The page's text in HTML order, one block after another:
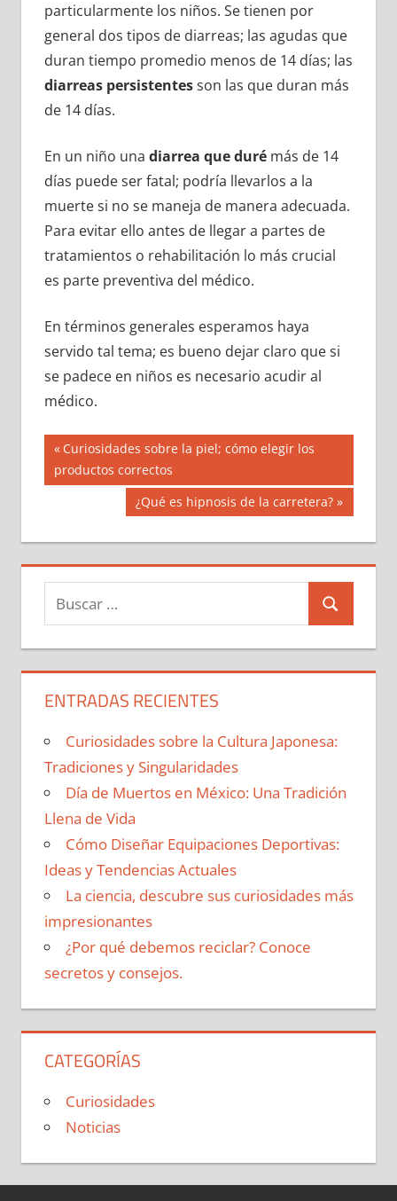
particularmente los niños. Se tienen por
general dos tipos de diarreas; las agudas que
duran tiempo promedio menos de 14 días; las
diarreas persistentesson las que duran más
de 14 días.
En un niño una diarrea que duré más de 14
días puede ser fatal; podría llevarlos a la
muerte si no se maneja de manera adecuada.
Para evitar ello antes de llegar a partes de
tratamientos o rehabilitación lo más crucial
es parte preventiva del médico.
En términos generales esperamos haya
servido tal tema; es bueno dejar claro que si
se padece en niños es necesario acudir al
médico.
Navegación
de
entradas
Entrada
anterior:
Curiosidades sobre la piel; cómo elegir los
productos correctos
Siguiente
entrada:
¿Qué es hipnosis de la carretera?
Buscar:
Buscar
ENTRADAS RECIENTES
Curiosidades sobre la Cultura Japonesa:
Tradiciones y Singularidades
Día de Muertos en México: Una Tradición
Llena de Vida
Cómo Diseñar Equipaciones Deportivas:
Ideas y Tendencias Actuales
La ciencia, descubre sus curiosidades más
impresionantes
¿Por qué debemos reciclar? Conoce
secretos y consejos.
CATEGORÍAS
Curiosidades
Noticias